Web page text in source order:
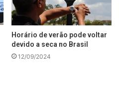
Horário de verão pode voltar
devido a seca no Brasil
12/09/2024